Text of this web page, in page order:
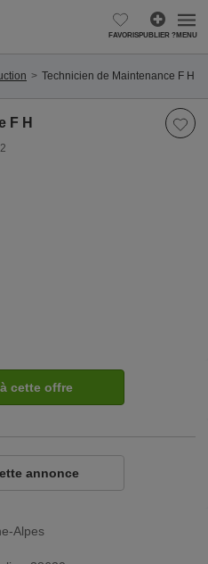
FAVORISPUBLIER ?MENU
Technicien de Maintenance F H
F H
Alpes
cette offre
annonce